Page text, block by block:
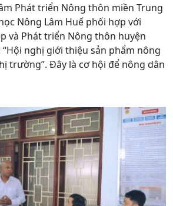
Phát triển Nông thôn miền Trung
Nông Lâm Huế phối hợp với
và Phát triển Nông thôn huyện
nghị giới thiệu sản phẩm nông
trường”. Đây là cơ hội để nông dân